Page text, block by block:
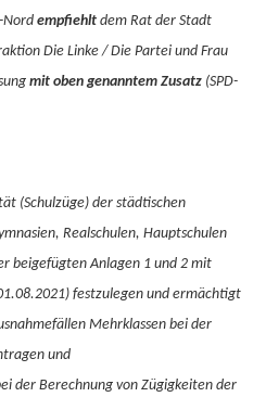
Nord empfiehlt dem Rat der Stadt
Die Linke / Die Partei und Frau
mit oben genanntem Zusatz (SPD-
(Schulzüge) der städtischen
Realschulen, Hauptschulen
beigefügten Anlagen 1 und 2 mit
festzulegen und ermächtigt
Mehrklassen bei der
und
der Berechnung von Zügigkeiten der